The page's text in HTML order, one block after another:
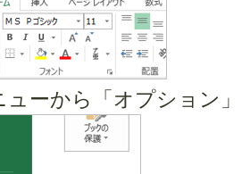
ューから「オプション